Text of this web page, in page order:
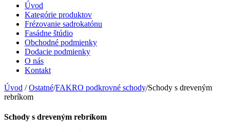
Úvod
Kategórie produktov
Frézovanie sadrokatónu
Fasádne štúdio
Obchodné podmienky
Dodacie podmienky
O nás
Kontakt
Úvod / Ostatné/FAKRO podkrovné schody/Schody s dreveným
rebríkom
Schody s dreveným rebríkom